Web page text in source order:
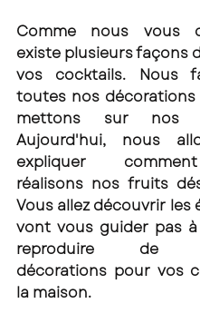
Comme nous vous
existe plusieurs façons
vos cocktails. Nous
toutes nos
mettons sur nos
Aujourd'hui, nous
expliquer
réalisons nos fruits
Vous allez découvrir les
vont vous guider pas
reproduire de
décorations pour vos
la maison.